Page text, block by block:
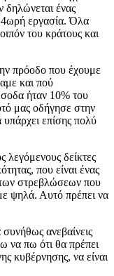
δηλώνεται ένας
εργασία. Όλα
του κράτους και
πρόοδο που έχουμε
και πού
ήταν 10% του
μας οδήγησε στην
επίσης πολύ
λεγόμενους δείκτες
που είναι ένας
στρεβλώσεων που
ψηλά. Αυτό πρέπει να
ανεβαίνεις
να πω ότι θα πρέπει
κυβέρνησης, να είναι